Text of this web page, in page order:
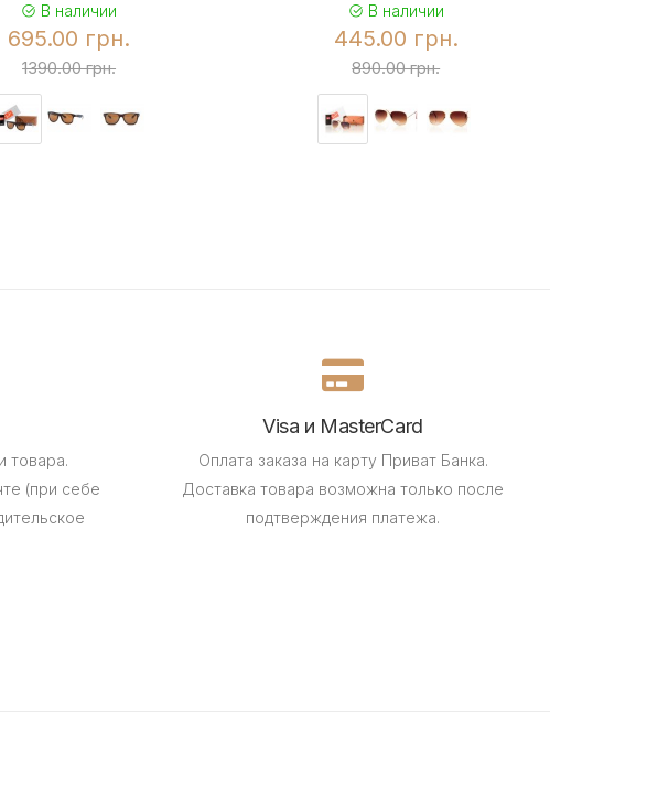
В наличии
695.00 грн.
1390.00 грн.
В наличии
445.00 грн.
890.00 грн.
товара.
(при себе
Visa и MasterCard
Оплата заказа на карту Приват Банка.
Доставка товара возможна только после
подтверждения платежа.